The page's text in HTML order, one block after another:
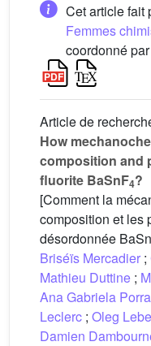
Cet article fait
Femmes
coordonné
Article de
How
composition and
fluorite BaSnF4?
[Comment la
composition et les
désordonnée
Briséïs Mercadier ;
Mathieu Duttine ;
Ana Gabriela
Leclerc ; Oleg
Damien